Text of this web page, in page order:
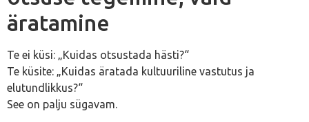
äratamine
Te ei küsi: „Kuidas otsustada hästi?“
Te küsite: „Kuidas äratada kultuuriline vastutus ja
elutundlikkus?“
See on palju sügavam.